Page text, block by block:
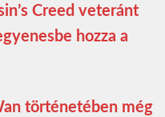
Creed veteránt
hozza a
történetében még